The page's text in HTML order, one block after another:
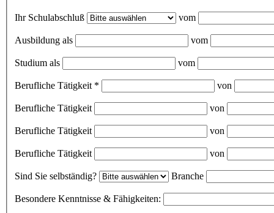
Ihr Schulabschluß vom
Ausbildung als vom
Studium als vom
Berufliche Tätigkeit * von
Berufliche Tätigkeit von
Berufliche Tätigkeit von
Berufliche Tätigkeit von
Sind Sie selbständig? Branche
Besondere Kenntnisse & Fähigkeiten: